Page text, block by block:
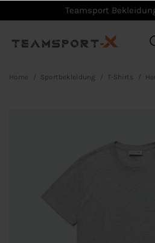
Teamsport
Home Sportbekleidung T-Shirts